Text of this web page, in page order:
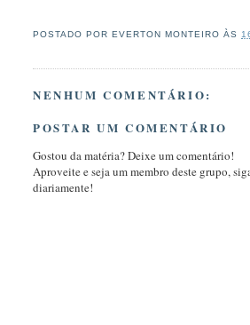
POSTADO POR EVERTON MONTEIRO ÀS
NENHUM COMENTÁRIO:
POSTAR UM COMENTÁRIO
Gostou da matéria? Deixe um comentário!
Aproveite e seja um membro deste grupo,
diariamente!